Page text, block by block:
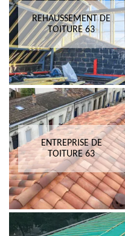
REHAUSSEMENT DE
TOITURE 63
ENTREPRISE DE
TOITURE 63